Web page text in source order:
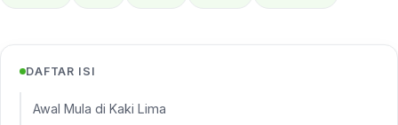
DAFTAR ISI
Awal Mula di Kaki Lima